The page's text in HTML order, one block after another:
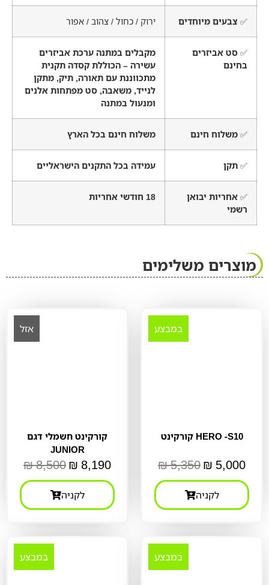
✅ צבעים מיוחדים ירוק / כחול / צהוב / אפור
✅ סט אביזרים
בחינם
מקבלים במתנה ערכת אביזרים
עשירה – הכוללת קסדה תקנית
מתכווננת עם תאורה, תיק, מתקן
לנייד, משאבה, סט מפתחות אלנים
ומנעול במתנה
✅ משלוח חינם משלוח חינם בכל הארץ
✅ תקן עמידה בכל התקנים הישראליים
✅ אחריות יבואן
רשמי
18 חודשי אחריות
מוצרים משלימים
אזל
קורקינט חשמלי דגם
JUNIOR
8,500
₪ 8,190
₪
לקניה
במבצע
קורקינט HERO -S10
5,350
₪ 5,000
₪
לקניה
במבצע במבצע